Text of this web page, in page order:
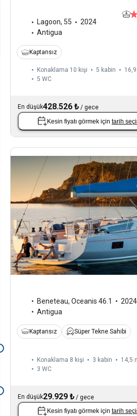
Lagoon, 55
2024
Antigua
Kaptansız
Konaklama 10 kişi 5 kabin
5 WC
En düşük428.526 ₺ / gece
Kesin fiyatı görmek için tarih
Beneteau, Oceanis 46.1
2024
Antigua
Kaptansız Süper Tekne Sahibi
Konaklama 8 kişi 3 kabin
14,5
3 WC
En düşük29.929 ₺ / gece
Kesin fiyatı görmek için tarih